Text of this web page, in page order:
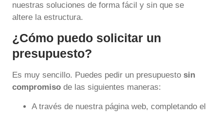
nuestras soluciones de forma fácil y sin que se
altere la estructura.
¿Cómo puedo solicitar un
presupuesto?
Es muy sencillo. Puedes pedir un presupuesto sin
compromiso de las siguientes maneras:
A través de nuestra página web, completando el